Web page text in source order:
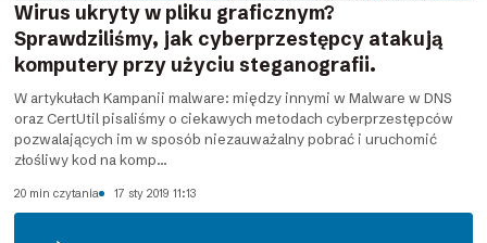
Wirus ukryty w pliku graficznym?
Sprawdziliśmy, jak cyberprzestępcy atakują
komputery przy użyciu steganografii.
W artykułach Kampanii malware: między innymi w Malware w DNS
oraz CertUtil pisaliśmy o ciekawych metodach cyberprzestępców
pozwalających im w sposób niezauważalny pobrać i uruchomić
złośliwy kod na komp...
20 min czytania 17 sty 2019 11:13